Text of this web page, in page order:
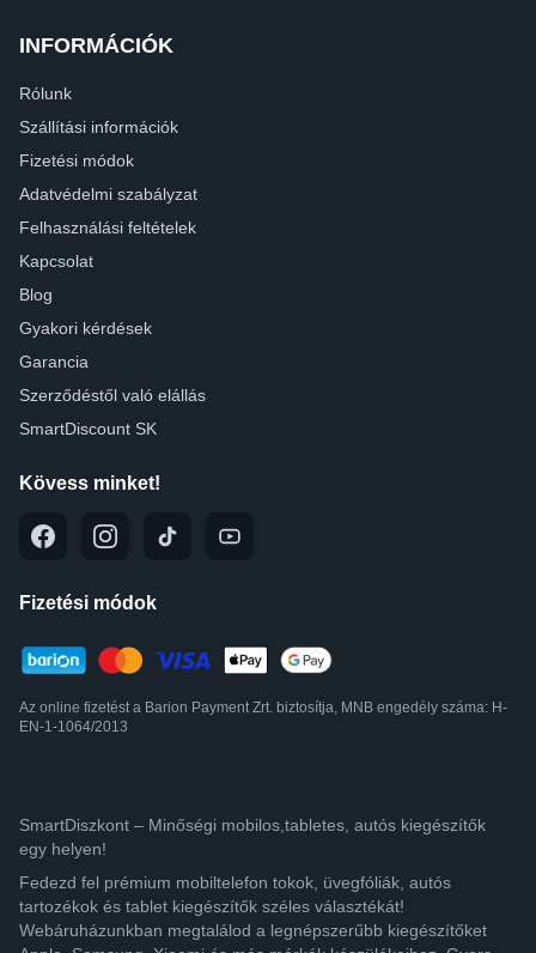
INFORMÁCIÓK
Rólunk
Szállítási információk
Fizetési módok
Adatvédelmi szabályzat
Felhasználási feltételek
Kapcsolat
Blog
Gyakori kérdések
Garancia
Szerződéstől való elállás
SmartDiscount SK
Kövess minket!
Fizetési módok
Az online fizetést a Barion Payment Zrt. biztosítja, MNB engedély száma: H-
EN-1-1064/2013
SmartDiszkont – Minőségi mobilos,tabletes, autós kiegészítők
egy helyen!
Fedezd fel prémium mobiltelefon tokok, üvegfóliák, autós
tartozékok és tablet kiegészítők széles választékát!
Webáruházunkban megtalálod a legnépszerűbb kiegészítőket